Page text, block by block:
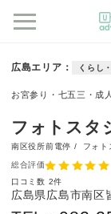
広島エリア くらし
お宮参り・七五三・成
フォトスタ
南区役所前電停 / フォト
総合評価
口コミ数 2件
広島県広島市南区